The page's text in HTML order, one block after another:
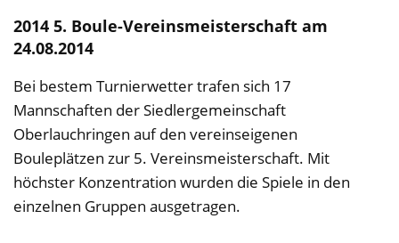
2014 5. Boule-Vereinsmeisterschaft am
24.08.2014
Bei bestem Turnierwetter trafen sich 17
Mannschaften der Siedlergemeinschaft
Oberlauchringen auf den vereinseigenen
Bouleplätzen zur 5. Vereinsmeisterschaft. Mit
höchster Konzentration wurden die Spiele in den
einzelnen Gruppen ausgetragen.